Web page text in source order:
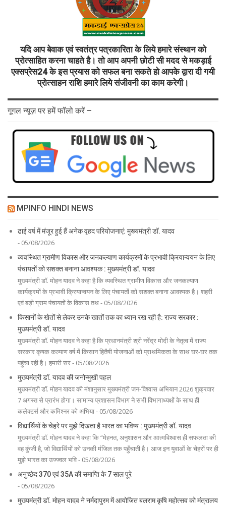
यदि आप बेवाक एवं स्वतंत्र पत्रकारिता के लिये हमारे संस्थान को
प्रोत्साहित करना चाहते है। तो आप अपनी छोटी सी मदद से मकड़ाई
एक्सप्रेस24 के इस प्रयास को सफल बना सकते हो आपके द्वारा दी गयी
प्रोत्साहन राशि हमारे लिये संजीवनी का काम करेगी।
गूगल न्यूज़ पर हमें फॉलो करें –
MPINFO HINDI NEWS
ढाई वर्ष में मंजूर हुई हैं अनेक वृहद परियोजनाएं: मुख्यमंत्री डॉ. यादव
- 05/08/2026
व्यवस्थित ग्रामीण विकास और जनकल्याण कार्यक्रमों के प्रभावी क्रियान्वयन के लिए
पंचायतों को सशक्त बनाना आवश्यक : मुख्यमंत्री डॉ. यादव
मुख्यमंत्री डॉ. मोहन यादव ने कहा है कि व्यवस्थित ग्रामीण विकास और जनकल्याण
कार्यक्रमों के प्रभावी क्रियान्वयन के लिए पंचायतों को सशक्त बनाना आवश्यक है। शहरी
एवं बड़ी ग्राम पंचायतों के विकास तथ - 05/08/2026
किसानों के खेतों से लेकर उनके खातों तक का ध्यान रख रही है: राज्य सरकार :
मुख्यमंत्री डॉ. यादव
मुख्यमंत्री डॉ. मोहन यादव ने कहा है कि प्रधानमंत्री श्री नरेंद्र मोदी के नेतृत्व में राज्य
सरकार कृषक कल्याण वर्ष में किसान हितैषी योजनाओं को प्राथमिकता के साथ घर-घर तक
पहुंचा रही है। हमारी सर - 05/08/2026
मुख्यमंत्री डॉ. यादव की जनोन्मुखी पहल
मुख्यमंत्री डॉ. मोहन यादव की मंशानुसार मुख्यमंत्री जन-विश्वास अभियान 2026 शुक्रवार
7 अगस्त से प्रारंभ होगा। सामान्य प्रशासन विभाग ने सभी विभागाध्यक्षों के साथ ही
कलेक्टर्स और कमिश्नर को अभिया - 05/08/2026
विद्यार्थियों के चेहरे पर मुझे दिखता है भारत का भविष्य : मुख्यमंत्री डॉ. यादव
मुख्यमंत्री डॉ. मोहन यादव ने कहा कि “मेहनत, अनुशासन और आत्मविश्वास ही सफलता की
वह कुंजी है, जो विद्यार्थियों को उनकी मंजिल तक पहुँचाती है। आज इन युवाओं के चेहरों पर ही
मुझे भारत का उज्ज्वल भवि - 05/08/2026
अनुच्छेद 370 एवं 35A की समाप्ति के 7 साल पूरे
- 05/08/2026
मुख्यमंत्री डॉ. मोहन यादव ने नर्मदापुरम में आयोजित बलराम कृषि महोत्सव को मंत्रालय